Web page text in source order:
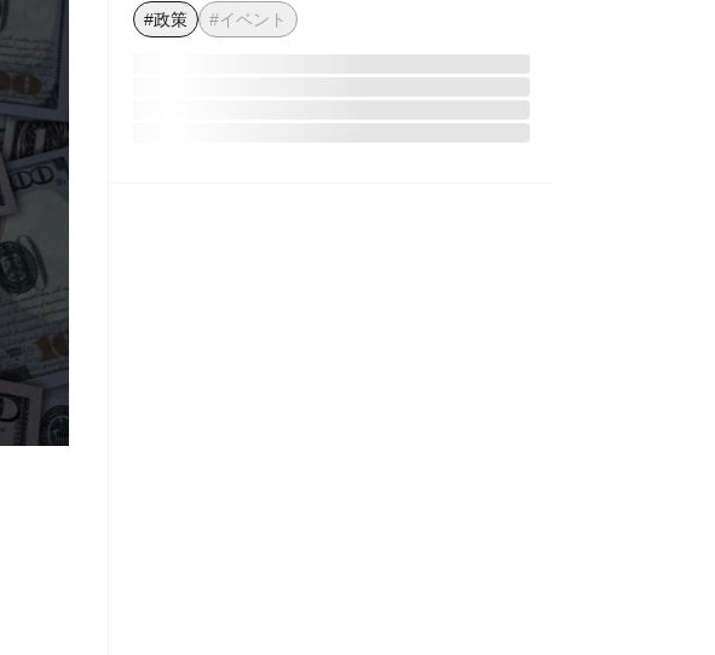
#政策 #イベント